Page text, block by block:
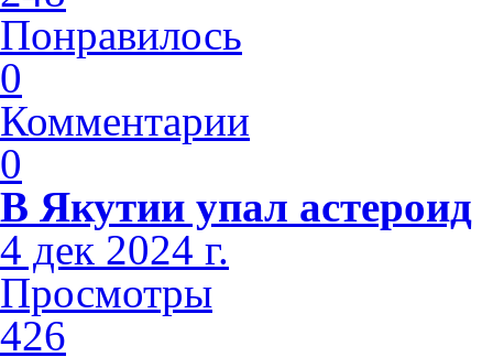
Понравилось
0
Комментарии
0
В Якутии упал астероид
4 дек 2024 г.
Просмотры
426